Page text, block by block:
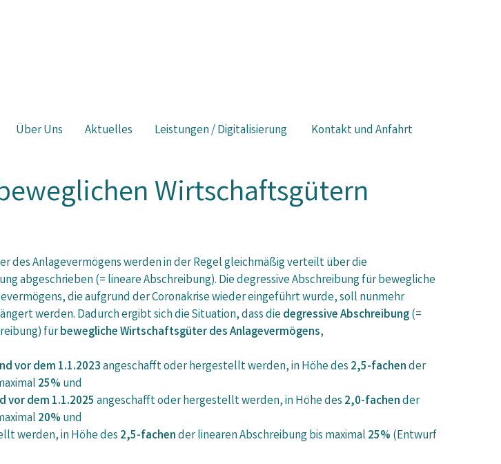
Über Uns Aktuelles Leistungen / Digitalisierung Kontakt und Anfahrt
Wirtschaftsgütern
des Anlagevermögens werden in der Regel gleichmäßig verteilt über die
abgeschrieben (= lineare Abschreibung). Die degressive Abschreibung für bewegliche
die aufgrund der Coronakrise wieder eingeführt wurde, soll nunmehr
werden. Dadurch ergibt sich die Situation, dass die degressive Abschreibung(=
fürbewegliche Wirtschaftsgüter des Anlagevermögens,
vor dem 1.1.2023angeschafft oder hergestellt werden, in Höhe des 2,5-fachender
25% und
vor dem 1.1.2025angeschafft oder hergestellt werden, in Höhe des 2,0-fachender
20% und
werden, in Höhe des 2,5-fachender linearen Abschreibung bis maximal 25% (Entwurf